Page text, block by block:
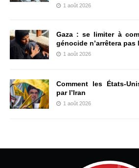
1 août 2026
Gaza : se limiter à
génocide n’arrêtera pas
1 août 2026
Comment les États-
par l’Iran
1 août 2026